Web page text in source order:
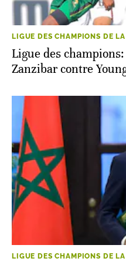
LIGUE DES CHAMPIONS DE
Ligue des champions:
Zanzibar contre
LIGUE DES CHAMPIONS DE